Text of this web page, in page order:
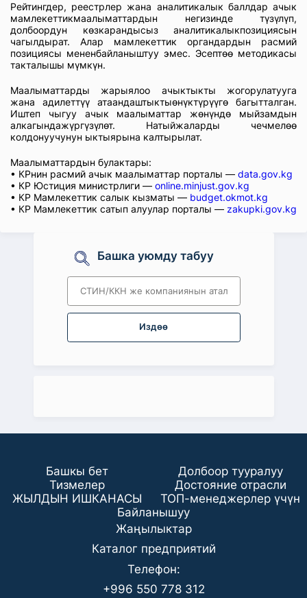
Рейтингдер, реестрлер жана аналитикалык баллдар ачык
мамлекеттикмаалыматтардын негизинде түзүлүп,
долбоордун көзкарандысыз аналитикалыкпозициясын
чагылдырат. Алар мамлекеттик органдардын расмий
позициясы мененбайланыштуу эмес. Эсептөө методикасы
такталышы мүмкүн.
Маалыматтарды жарыялоо ачыктыкты жогорулатууга
жана адилеттүү атаандаштыктыөнүктүрүүгө багытталган.
Иштеп чыгуу ачык маалыматтар жөнүндө мыйзамдын
алкагындажүргүзүлөт. Натыйжаларды чечмелөө
колдонуучунун ыктыярына калтырылат.
Маалыматтардын булактары:
• КРнин расмий ачык маалыматтар порталы — data.gov.kg
• КР Юстиция министрлиги — online.minjust.gov.kg
• КР Мамлекеттик салык кызматы — budget.okmot.kg
• КР Мамлекеттик сатып алуулар порталы — zakupki.gov.kg
Башка уюмду табуу
Издөө
Башкы бет
Долбоор тууралуу
Тизмелер
Достояние отрасли
ЖЫЛДЫН ИШКАНАСЫ
ТОП-менеджерлер үчүн
Байланышуу
Жаңылыктар
Каталог предприятий
Телефон:
+996 550 778 312